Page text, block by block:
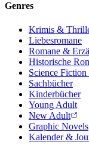
Genres
Krimis &
Liebesromane
Romane &
Historische
Science
Sachbücher
Kinderbücher
Young Adult
New Adult
Graphic Novels
Kalender &